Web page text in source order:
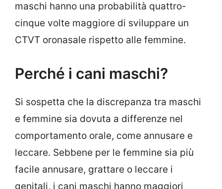
maschi hanno una probabilità quattro-
cinque volte maggiore di sviluppare un
CTVT oronasale rispetto alle femmine.
Perché i cani maschi?
Si sospetta che la discrepanza tra maschi
e femmine sia dovuta a differenze nel
comportamento orale, come annusare e
leccare. Sebbene per le femmine sia più
facile annusare, grattare o leccare i
genitali, i cani maschi hanno maggiori